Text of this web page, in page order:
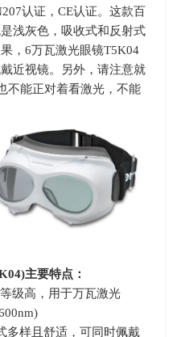
认证，CE认证。这款百
浅灰色，吸收式和反射式
，6万瓦激光眼镜T5K04
近视镜。另外，请注意就
不能正对着看激光，不能
主要特点：
级高，用于万瓦激光
多样且舒适，可同时佩戴